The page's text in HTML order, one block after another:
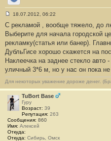
Сайт
о
о
б
щ
н
и
#
1
1
18.07.2012, 06:22
С рекламой , вообще тяжело, до
Выберите для начала городской
рекламку(статья или банер).
ДубльГисе хорошо скажется на
Наклеечка на заднее стекло
уличный 3*6 м, но у нас он пока не
Для некоторых уважение дороже денег.
TuBort Base
Гуру
Возраст: 39
Репутация: 263
Сообщения: 860
Имя: Алексей
Откуда:
Откуда: Сибирь, Омск